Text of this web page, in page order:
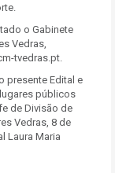
o Gabinete
Vedras,
tvedras.pt.
presente Edital e
públicos
de Divisão de
Vedras, 8 de
Laura Maria